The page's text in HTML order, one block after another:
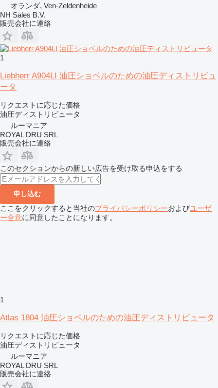
オランダ, Ven-Zeldenheide
NH Sales B.V.
販売会社に連絡
1
Liebherr A904LI 油圧ショベルのための油圧ディストリビュ
ータ
リクエストに応じた価格
油圧ディストリビュータ
ルーマニア
ROYAL DRU SRL
販売会社に連絡
このセクションからの新しい広告を受け取る申込をする
申し込む
ここをクリックすると当社のプライバシーポリシーおよびユーザ
ー合意に同意したことになります。
1
Atlas 1804 油圧ショベルのための油圧ディストリビュータ
リクエストに応じた価格
油圧ディストリビュータ
ルーマニア
ROYAL DRU SRL
販売会社に連絡